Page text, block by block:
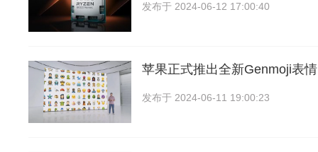
发布于 2024-06-12 17:00:40
苹果正式推出全新Genmoji表
发布于 2024-06-11 19:00:23